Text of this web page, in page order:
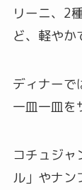
リーニ、2
ど、軽やか
ディナーで
一皿一皿を
コチュジャ
ル」やナン